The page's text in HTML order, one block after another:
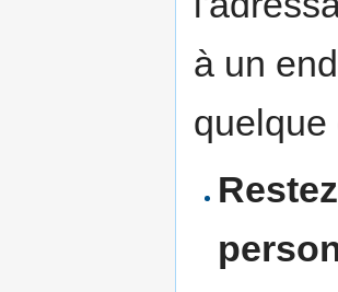
à un
quelque